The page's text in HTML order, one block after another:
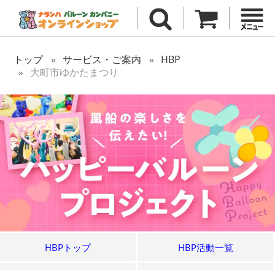
トップ サービス・ご案内
HBP
大町市ゆかたまつり
HBPトップ HBP活動一覧